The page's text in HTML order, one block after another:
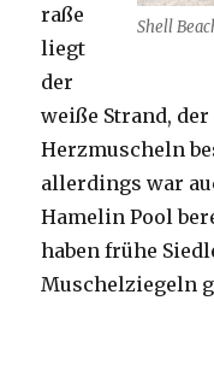
Shell
raße
liegt
der
weiße Strand,
Herzmuscheln
allerdings war
Hamelin Pool
haben frühe
Muschelziegeln